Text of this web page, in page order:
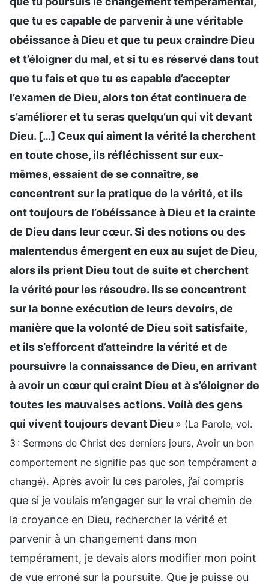
que tu es capable de parvenir à une véritable
obéissance à Dieu et que tu peux craindre Dieu
et t’éloigner du mal, et si tu es réservé dans tout
que tu fais et que tu es capable d’accepter
l’examen de Dieu, alors ton état continuera de
s’améliorer et tu seras quelqu’un qui vit devant
Dieu. […] Ceux qui aiment la vérité la cherchent
en toute chose, ils réfléchissent sur eux-
mêmes, essaient de se connaître, se
concentrent sur la pratique de la vérité, et ils
ont toujours de l’obéissance à Dieu et la crainte
de Dieu dans leur cœur. Si des notions ou des
malentendus émergent en eux au sujet de Dieu,
alors ils prient Dieu tout de suite et cherchent
la vérité pour les résoudre. Ils se concentrent
sur la bonne exécution de leurs devoirs, de
manière que la volonté de Dieu soit satisfaite,
et ils s’efforcent d’atteindre la vérité et de
poursuivre la connaissance de Dieu, en arrivant
à avoir un cœur qui craint Dieu et à s’éloigner de
toutes les mauvaises actions. Voilà des gens
qui vivent toujours devant Dieu » (La Parole, vol.
3 : Sermons de Christ des derniers jours, Avoir un bon
comportement ne signifie pas que son tempérament a
changé). Après avoir lu ces paroles, j’ai compris
que si je voulais m’engager sur le vrai chemin de
la croyance en Dieu, rechercher la vérité et
parvenir à un changement dans mon
tempérament, je devais alors modifier mon point
de vue erroné sur la poursuite. Que je puisse ou